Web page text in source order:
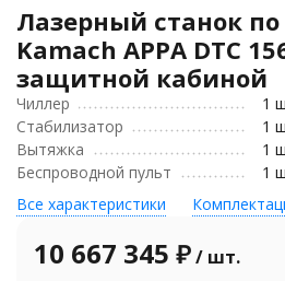
Лазерный станок
Kamach APPA DTC
защитной кабиной
Чиллер
1
Стабилизатор
1
Вытяжка
1
Беспроводной пульт
1
Все характеристики
10 667 345 ₽/ шт.